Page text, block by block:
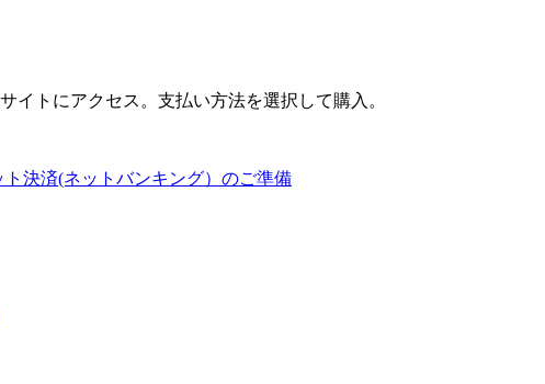
トにアクセス。支払い方法を選択して購入。
ト決済(ネットバンキング）のご準備